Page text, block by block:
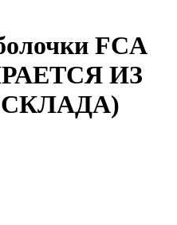
FCA
ИЗ